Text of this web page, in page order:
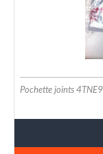
Pochette joints